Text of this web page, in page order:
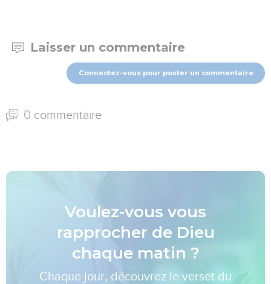
Laisser un commentaire
Connectez-vous pour poster un commentaire
0 commentaire
Voulez-vous vous
rapprocher de Dieu
chaque matin ?
Chaque jour, découvrez le verset du